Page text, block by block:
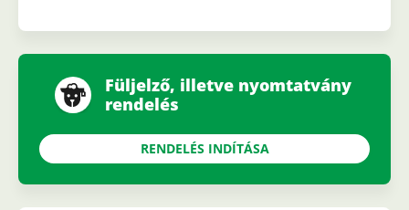
Füljelző, illetve nyomtatvány
rendelés
RENDELÉS INDÍTÁSA